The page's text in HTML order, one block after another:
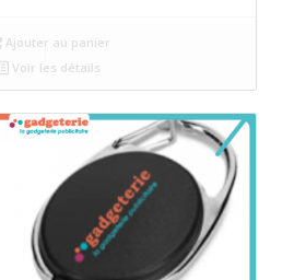
Ajouter au panier
Voir les détails